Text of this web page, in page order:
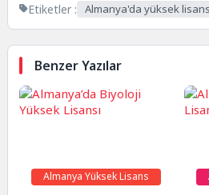
Etiketler : Almanya'da yüksek
Benzer Yazılar
Almanya Yüksek Lisans